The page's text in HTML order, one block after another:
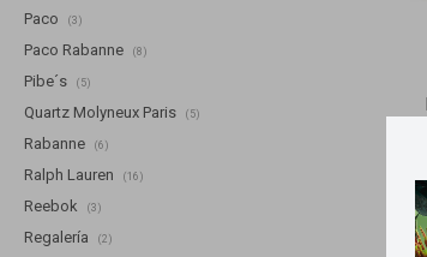
Paco (3)
Paco Rabanne (8)
Pibe´s (5)
Quartz Molyneux Paris (5)
Rabanne (6)
Ralph Lauren (16)
Reebok (3)
Regalería (2)